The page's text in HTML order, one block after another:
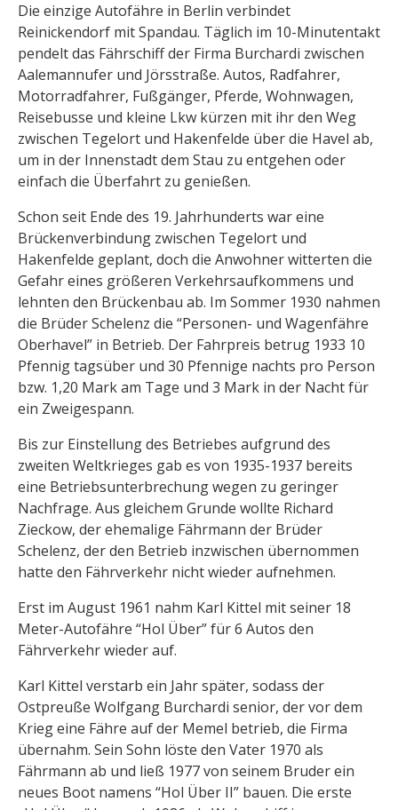
Die einzige Autofähre in Berlin verbindet
Reinickendorf mit Spandau. Täglich im 10-Minutentakt
pendelt das Fährschiff der Firma Burchardi zwischen
Aalemannufer und Jörsstraße. Autos, Radfahrer,
Motorradfahrer, Fußgänger, Pferde, Wohnwagen,
Reisebusse und kleine Lkw kürzen mit ihr den Weg
zwischen Tegelort und Hakenfelde über die Havel ab,
um in der Innenstadt dem Stau zu entgehen oder
einfach die Überfahrt zu genießen.
Schon seit Ende des 19. Jahrhunderts war eine
Brückenverbindung zwischen Tegelort und
Hakenfelde geplant, doch die Anwohner witterten die
Gefahr eines größeren Verkehrsaufkommens und
lehnten den Brückenbau ab. Im Sommer 1930 nahmen
die Brüder Schelenz die “Personen- und Wagenfähre
Oberhavel” in Betrieb. Der Fahrpreis betrug 1933 10
Pfennig tagsüber und 30 Pfennige nachts pro Person
bzw. 1,20 Mark am Tage und 3 Mark in der Nacht für
ein Zweigespann.
Bis zur Einstellung des Betriebes aufgrund des
zweiten Weltkrieges gab es von 1935-1937 bereits
eine Betriebsunterbrechung wegen zu geringer
Nachfrage. Aus gleichem Grunde wollte Richard
Zieckow, der ehemalige Fährmann der Brüder
Schelenz, der den Betrieb inzwischen übernommen
hatte den Fährverkehr nicht wieder aufnehmen.
Erst im August 1961 nahm Karl Kittel mit seiner 18
Meter-Autofähre “Hol Über” für 6 Autos den
Fährverkehr wieder auf.
Karl Kittel verstarb ein Jahr später, sodass der
Ostpreuße Wolfgang Burchardi senior, der vor dem
Krieg eine Fähre auf der Memel betrieb, die Firma
übernahm. Sein Sohn löste den Vater 1970 als
Fährmann ab und ließ 1977 von seinem Bruder ein
neues Boot namens “Hol Über II” bauen. Die erste